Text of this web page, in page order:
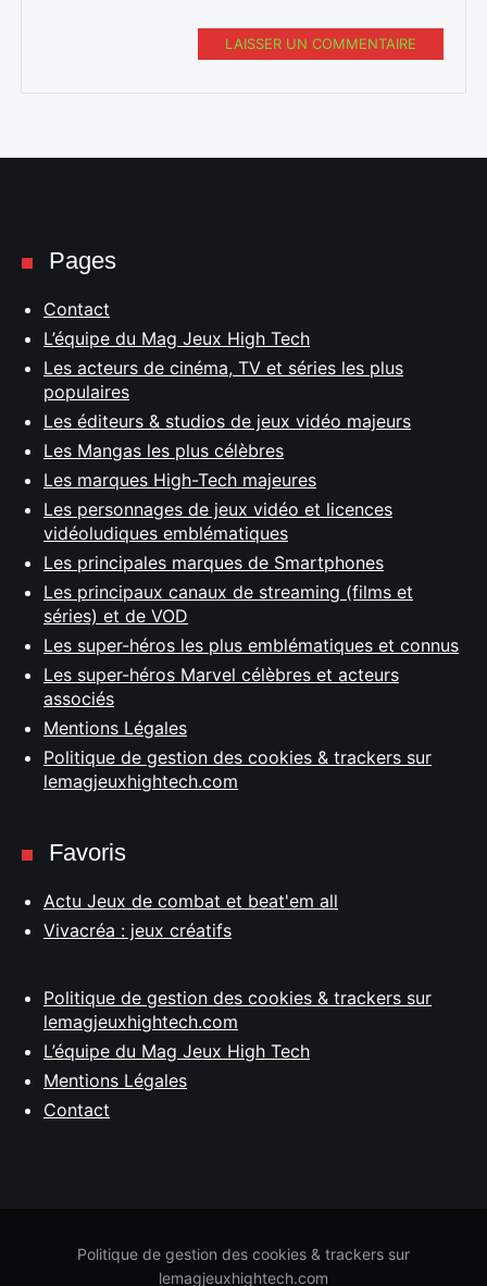
LAISSER UN COMMENTAIRE
Pages
Contact
L’équipe du Mag Jeux High Tech
Les acteurs de cinéma, TV et séries les plus
populaires
Les éditeurs & studios de jeux vidéo majeurs
Les Mangas les plus célèbres
Les marques High-Tech majeures
Les personnages de jeux vidéo et licences
vidéoludiques emblématiques
Les principales marques de Smartphones
Les principaux canaux de streaming (films et
séries) et de VOD
Les super-héros les plus emblématiques et connus
Les super-héros Marvel célèbres et acteurs
associés
Mentions Légales
Politique de gestion des cookies & trackers sur
lemagjeuxhightech.com
Favoris
Actu Jeux de combat et beat'em all
Vivacréa : jeux créatifs
Politique de gestion des cookies & trackers sur
lemagjeuxhightech.com
L’équipe du Mag Jeux High Tech
Mentions Légales
Contact
Politique de gestion des cookies & trackers sur
lemagjeuxhightech.com